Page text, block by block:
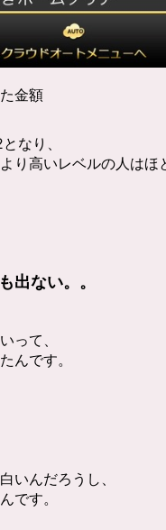
金額
なり、
り高いレベルの人はほ
出ない。。
って、
んです。
いんだろうし、
です。